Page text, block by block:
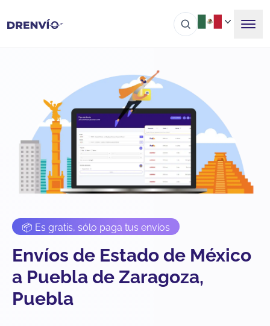
📦 Es gratis, sólo paga tus envíos
Envíos de Estado de México
a Puebla de Zaragoza,
Puebla